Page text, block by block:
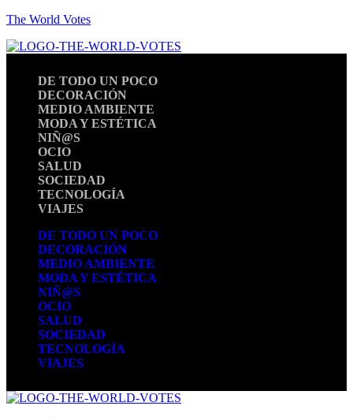
The World Votes
DE TODO UN POCO
DECORACIÓN
MEDIO AMBIENTE
MODA Y ESTÉTICA
NIÑ@S
OCIO
SALUD
SOCIEDAD
TECNOLOGÍA
VIAJES
DE TODO UN POCO
DECORACIÓN
MEDIO AMBIENTE
MODA Y ESTÉTICA
NIÑ@S
OCIO
SALUD
SOCIEDAD
TECNOLOGÍA
VIAJES